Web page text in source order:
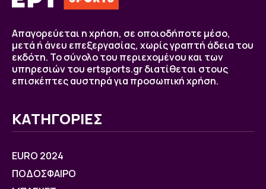
Απαγορεύεται η χρήση, σε οποιοδήποτε μέσο,
μετά ή άνευ επεξεργασίας, χωρίς γραπτή άδεια του
εκδότη. Το σύνολο του περιεχομένου και των
υπηρεσιών του ertsports.gr διατίθεται στους
επισκέπτες αυστηρά για προσωπική χρήση.
ΚΑΤΗΓΟΡΙΕΣ
EURO 2024
ΠΟΔΟΣΦΑΙΡΟ